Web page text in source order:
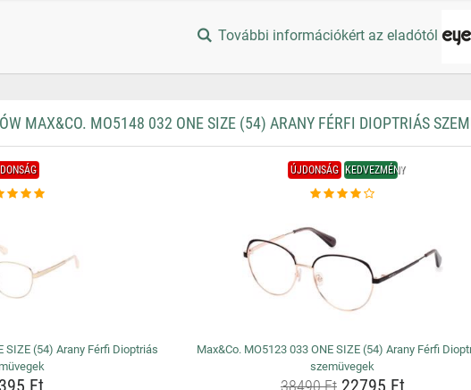
További információkért az eladótól
MAX&CO. MO5148 032 ONE SIZE (54) ARANY FÉRFI DIOPTRIÁS
SIZE (54) Arany Férfi Dioptriás
Ft
ÚJDONSÁG KEDVEZMÉNY
Max&Co. MO5123 033 ONE SIZE (54) Arany Férfi
szemüvegek
38490 Ft22795 Ft